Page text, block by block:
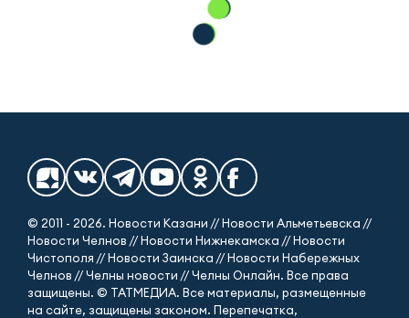
© 2011 - 2026. Новости Казани // Новости Альметьевска //
Новости Челнов // Новости Нижнекамска // Новости
Чистополя // Новости Заинска // Новости Набережных
Челнов // Челны новости // Челны Онлайн. Все права
защищены. © ТАТМЕДИА. Все материалы, размещенные
на сайте, защищены законом. Перепечатка,